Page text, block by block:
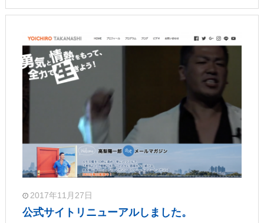
2017年11月27日
公式サイトリニューアルしました。